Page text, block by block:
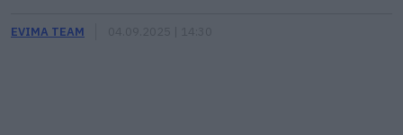
EVIMA TEAM